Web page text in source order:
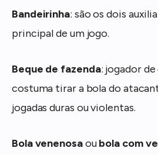
Bandeirinha: são os dois
principal de um jogo.
Beque de fazenda: jogador
costuma tirar a bola do
jogadas duras ou violentas.
Bola venenosaoubola com